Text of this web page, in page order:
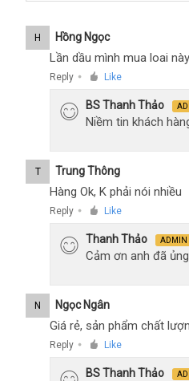
H Hồng Ngọc
Lần dầu mình mua loai
Reply ● Like
BS Thanh Thảo
Niềm tin khách
T Trung Thông
Hàng Ok, K phải nói nhiều
Reply ● Like
Thanh Thảo ADMIN
Cảm ơn anh đã
N Ngọc Ngân
Giá rẻ, sản phẩm chất
Reply ● Like
BS Thanh Thảo